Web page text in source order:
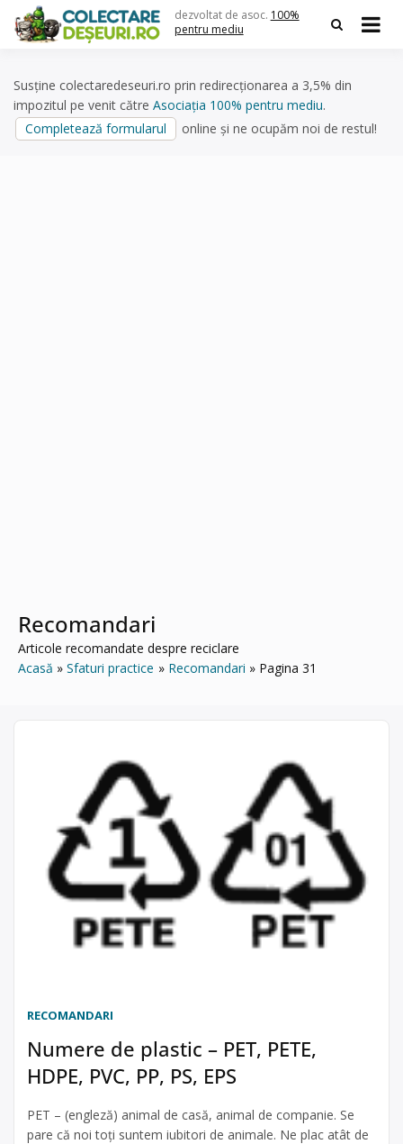
content
dezvoltat de asoc. 100%
pentru mediu
Susține colectaredeseuri.ro prin redirecționarea a 3,5% din
impozitul pe venit către Asociația 100% pentru mediu.
Completează formularul
online și ne ocupăm noi de restul!
Recomandari
Articole recomandate despre reciclare
Acasă
Sfaturi practice Recomandari Pagina 31
RECOMANDARI
Numere de plastic – PET, PETE,
HDPE, PVC, PP, PS, EPS
PET – (engleză) animal de casă, animal de companie. Se
pare că noi toţi suntem iubitori de animale. Ne plac atât de